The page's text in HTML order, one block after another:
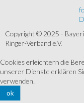
Copyright © 2025 -
Ringer-Verband e.V.
Cookies erleichtern die
unserer Dienste erklären
verwenden.
ok